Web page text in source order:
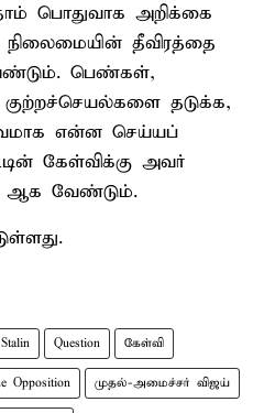
பொதுவாக அறிக்கை
நிலைமையின் தீவிரத்தை
பெண்கள்,
குற்றச்செயல்களை தடுக்க,
என்ன செய்யப்
கேள்விக்கு அவர்
ஆக வேண்டும்.
Question கேள்வி
Opposition முதல்-அமைச்சர் விஜய்